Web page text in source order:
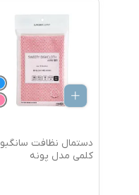
دستمال نظافت سانگبو
کلمی مدل پونه